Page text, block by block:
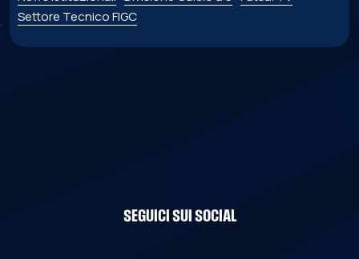
Settore Tecnico FIGC
SEGUICI SUI SOCIAL